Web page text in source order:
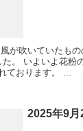
が吹いていたも
。 いよいよ花粉
ております。 ...
2025年9月